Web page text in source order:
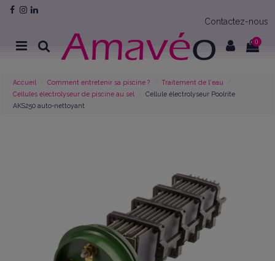
Contactez-nous
0
Accueil Comment entretenir sa piscine ?
Traitement de l'eau
Cellules électrolyseur de piscine au sel
Cellule électrolyseur Poolrite
AKS250 auto-nettoyant